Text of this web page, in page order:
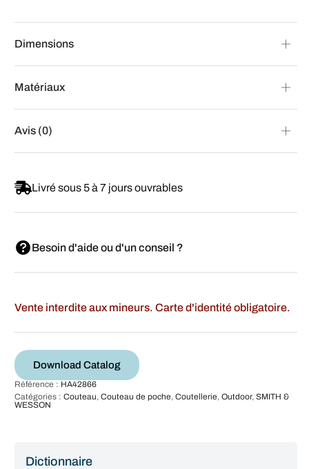
Dimensions
Matériaux
Avis (0)
Livré sous 5 à 7 jours ouvrables
Besoin d'aide ou d'un conseil ?
Vente interdite aux mineurs. Carte d'identité obligatoire.
Download Catalog
Référence : HA42866
Catégories : Couteau, Couteau de poche, Coutellerie, Outdoor, SMITH &
WESSON
Dictionnaire